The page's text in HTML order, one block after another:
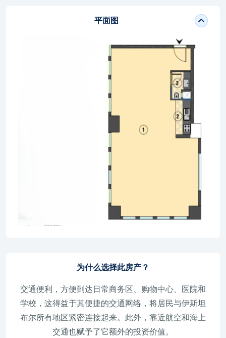
平面图
为什么选择此房产？
交通便利，方便到达日常商务区、购物中心、医院和
学校，这得益于其便捷的交通网络，将居民与伊斯坦
布尔所有地区紧密连接起来。此外，靠近航空和海上
交通也赋予了它额外的投资价值。